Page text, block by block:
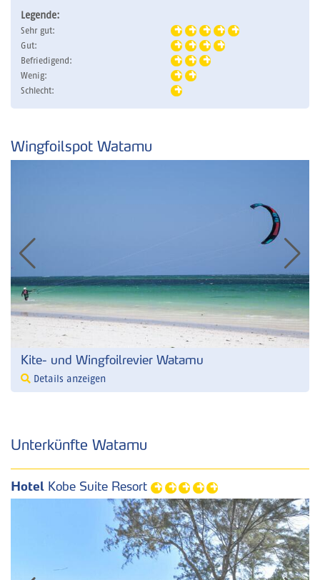
Legende:
Sehr gut:
Gut:
Befriedigend:
Wenig:
Schlecht:
Wingfoilspot Watamu
Kite- und Wingfoilrevier Watamu
Details anzeigen
Unterkünfte Watamu
Hotel Kobe Suite Resort